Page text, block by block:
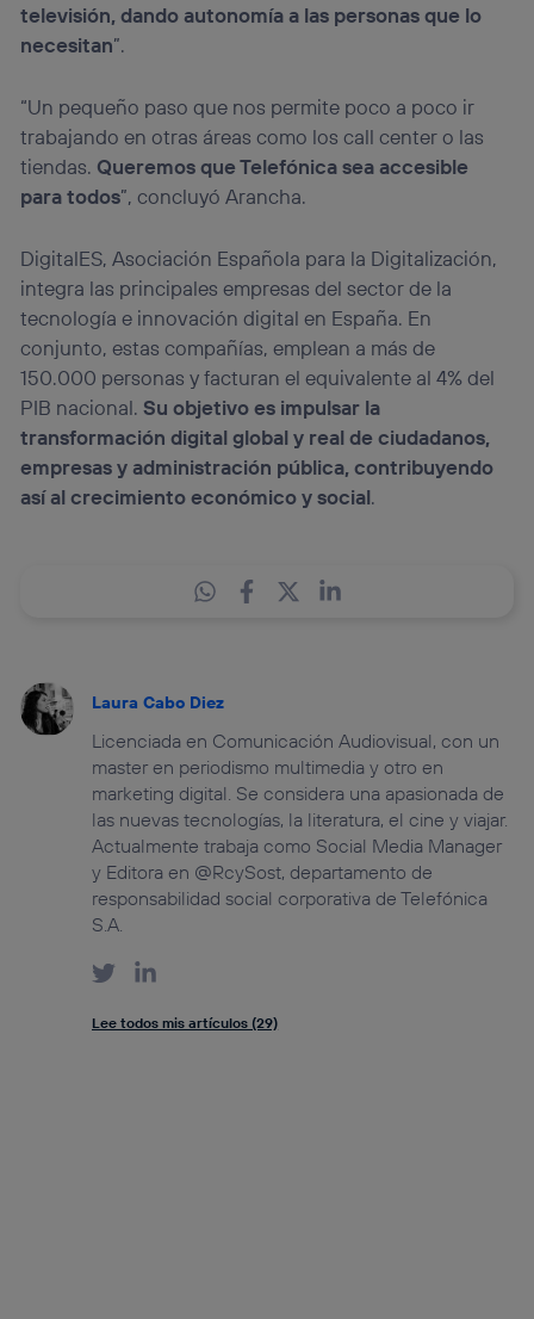
televisión, dando autonomía a las personas que lo
necesitan”.
“Un pequeño paso que nos permite poco a poco ir
trabajando en otras áreas como los call center o las
tiendas. Queremos que Telefónica sea accesible
para todos”, concluyó Arancha.
DigitalES, Asociación Española para la Digitalización,
integra las principales empresas del sector de la
tecnología e innovación digital en España. En
conjunto, estas compañías, emplean a más de
150.000 personas y facturan el equivalente al 4% del
PIB nacional.Su objetivo es impulsar la
transformación digital global y real de ciudadanos,
empresas y administración pública, contribuyendo
así al crecimiento económico y social.
Laura Cabo Diez
Licenciada en Comunicación Audiovisual, con un
master en periodismo multimedia y otro en
marketing digital. Se considera una apasionada de
las nuevas tecnologías, la literatura, el cine y viajar.
Actualmente trabaja como Social Media Manager
y Editora en @RcySost, departamento de
responsabilidad social corporativa de Telefónica
S.A.
Lee todos mis artículos (29)